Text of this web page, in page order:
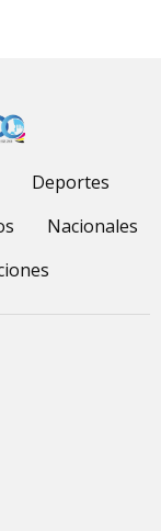
Deportes
Nacionales